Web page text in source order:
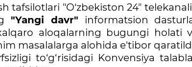
tafsilotlari "O‘zbekiston 24"
"Yangi davr" informatsion
aloqalarning bugungi holati
masalalarga alohida e'tibor
to‘g‘risidagi Konvensiya